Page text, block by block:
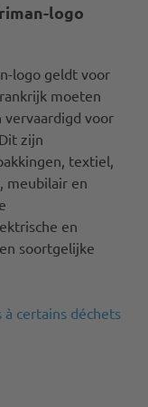
logo
logo geldt voor
moeten
voor
zijn
textiel,
meubilair en
en
soortgelijke
certains déchets